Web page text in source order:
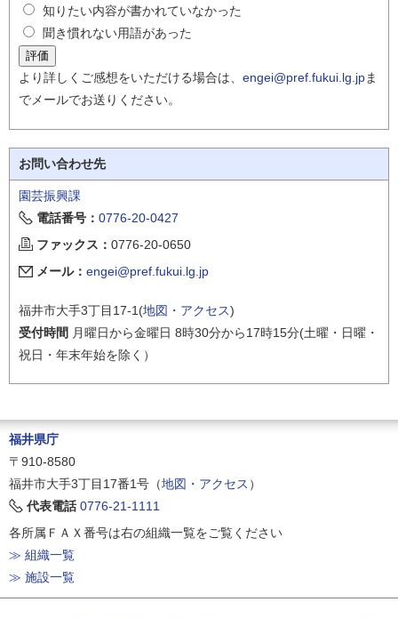
知りたい内容が書かれていなかった
聞き慣れない用語があった
より詳しくご感想をいただける場合は、 engei@pref.fukui.lg.jpま
でメールでお送りください。
お問い合わせ先
園芸振興課
電話番号： 0776-20-0427
ファックス： 0776-20-0650
メール： engei@pref.fukui.lg.jp
福井市大手3丁目17-1(地図・アクセス)
受付時間 月曜日から金曜日 8時30分から17時15分(土曜・日曜・
祝日・年末年始を除く）
福井県庁
〒910-8580
福井市大手3丁目17番1号（地図・アクセス ）
代表電話 0776-21-1111
各所属ＦＡＸ番号は右の組織一覧をご覧ください
≫ 組織一覧
≫ 施設一覧